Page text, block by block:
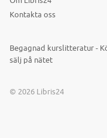
Kontakta oss
Begagnad kurslitteratur -
sälj på nätet
© 2026 Libris24